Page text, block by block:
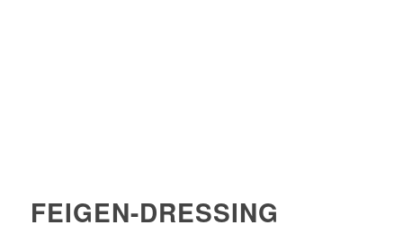
FEIGEN-DRESSING